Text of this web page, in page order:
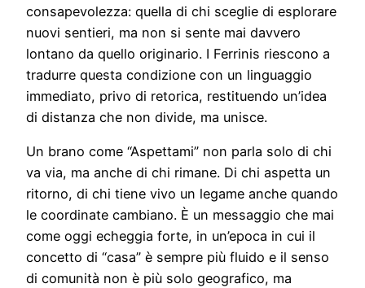
consapevolezza: quella di chi sceglie di esplorare
nuovi sentieri, ma non si sente mai davvero
lontano da quello originario. I Ferrinis riescono a
tradurre questa condizione con un linguaggio
immediato, privo di retorica, restituendo un’idea
di distanza che non divide, ma unisce.
Un brano come “Aspettami” non parla solo di chi
va via, ma anche di chi rimane. Di chi aspetta un
ritorno, di chi tiene vivo un legame anche quando
le coordinate cambiano. È un messaggio che mai
come oggi echeggia forte, in un’epoca in cui il
concetto di “casa” è sempre più fluido e il senso
di comunità non è più solo geografico, ma